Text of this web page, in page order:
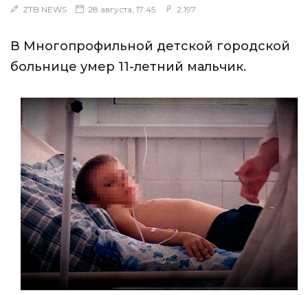
ZTB NEWS 28 августа, 17:45 2,197
В Многопрофильной детской городской
больнице умер 11-летний мальчик.